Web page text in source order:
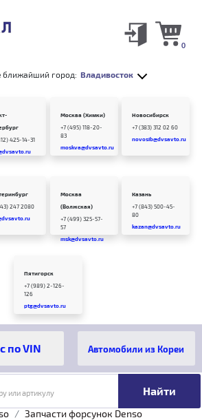
ближайший город: Владивосток
0
425-14-31
Москва (Химки)
+7 (495) 118-20-
83
moskva@dvsavto.ru
Новосибирск
+7 (383) 312 02 60
novosib@dvsavto.ru
247 2080
Москва
(Волжская)
+7 (499) 325-57-
57
msk@dvsavto.ru
Казань
+7 (843) 500-45-
80
kazan@dvsavto.ru
Пятигорск
+7 (989) 2-126-
126
ptg@dvsavto.ru
или артикулу
Автомобили из Кореи
Топливная аппаратура
Запчасти форсунок Denso